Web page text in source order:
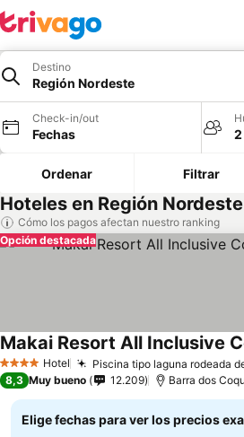
Destino
Región Nordeste
Check-in/out
Fechas
Ordenar Filtrar
Hoteles en Región
Cómo los pagos afectan nuestro ranking
Opción destacada
4 EstrellasHotel Piscina tipo laguna rodeada
8,3 Muy bueno 12.209 Barra dos
Elige fechas para ver los precios